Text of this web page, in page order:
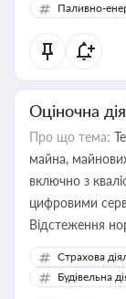
Паливно-
Оціночна
Про що тема:
майна,
включно з
цифровими
Відстеження
корисне для
бухгалтера під
державного
Страхова
Будівельна